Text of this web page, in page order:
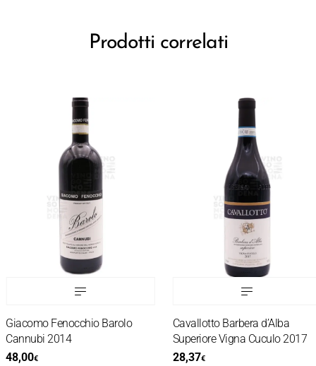
Prodotti correlati
Fenocchio Barolo
2014
€
Cavallotto Barbera d’Alba
Superiore Vigna Cuculo 2017
28,37€